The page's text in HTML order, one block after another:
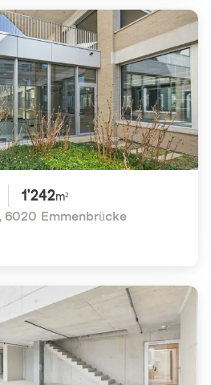
1'242m²
, 6020 Emmenbrücke